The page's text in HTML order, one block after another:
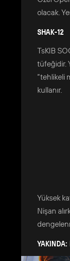
olacak.
SHAK-12
TsKIB
tüfeğidir.
“tehlikeli
kullanır.
Yüksek
Nişan